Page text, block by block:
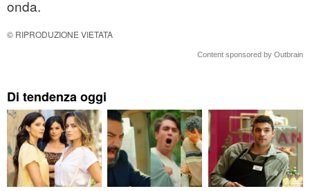
onda.
© RIPRODUZIONE VIETATA
Content sponsored by Outbrain
Di tendenza oggi